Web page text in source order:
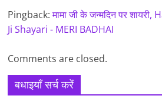
Pingback:मामा जी के जन्मदिन पर
Ji Shayari - MERI BADHAI
Comments are closed.
बधाइयाँ सर्च करें